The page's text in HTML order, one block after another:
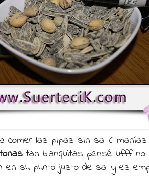
comer las pipas sin sal (
tan blanquitas pensé ufff
en su punto justo de sal y es